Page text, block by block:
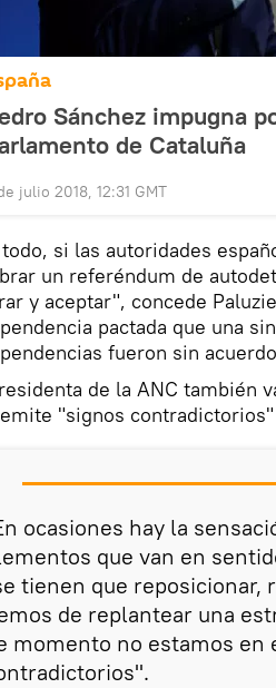
Sánchez impugna
de Cataluña
julio 2018, 12:31 GMT
si las autoridades
un referéndum de
y aceptar", concede
pactada que una
fueron sin
de la ANC también
"signos
ocasiones hay la
que van en
tienen que reposicionar,
de replantear una
momento no estamos en